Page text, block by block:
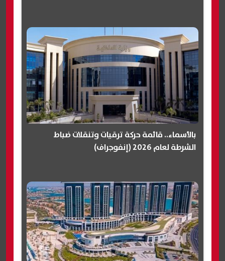
بالأسماء.. قائمة حركة ترقيات وتنقلات ضباط
الشرطة لعام 2026 (إنفوجراف)